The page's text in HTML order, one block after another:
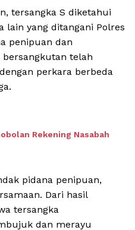
tersangka S diketahui
lain yang ditangani Polres
penipuan dan
bersangkutan telah
perkara berbeda
Rekening Nasabah
pidana penipuan,
Dari hasil
tersangka
dan merayu